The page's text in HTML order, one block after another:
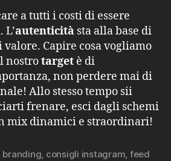
a tutti i costi di essere
autenticità sta alla base di
Capire cosa vogliamo
nostrotarget è di
non perdere mai di
Allo stesso tempo sii
frenare, esci dagli schemi
mix dinamici e straordinari!
branding, consigli instagram, feed